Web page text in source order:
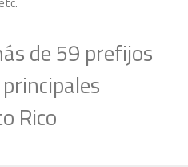
de 59 prefijos
Rico